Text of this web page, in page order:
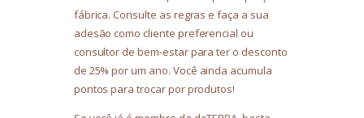
fábrica. Consulte as regras e faça a sua
adesão como cliente preferencial ou
consultor de bem-estar para ter o desconto
de 25% por um ano. Você ainda acumula
pontos para trocar por produtos!